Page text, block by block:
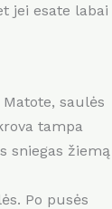
jei esate labai
saulės
tampa
sniegas žiemą
Po pusės